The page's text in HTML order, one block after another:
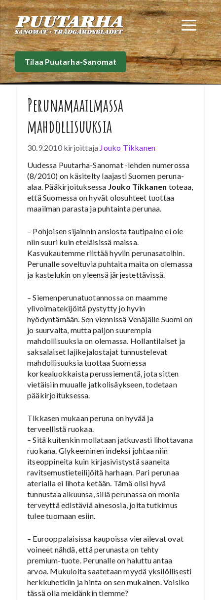
Siirry
sisältöön
Tilaa Puutarha-Sanomat
Perunamaailmassa
mahdollisuuksia
30.9.2010 kirjoittaja Jouko Tikkanen
Uudessa Puutarha-Sanomat -lehden numerossa
(8/2010) on käsitelty laajasti Suomen peruna-
alaa. Pääkirjoituksessa Jouko Tikkanen toteaa,
että Suomessa on hyvät olosuhteet tuottaa
maailman parasta ja puhtainta perunaa.
– Pohjoisen sijainnin ansiosta tautipaine ei ole
niin suuri kuin eteläisissä maissa.
Kasvukautemme riittää hyviin perunasatoihin.
Perunalle soveltuvia puhtaita maita on olemassa
ja kastelukin on yleensä järjestettävissä.
– Siemenperunatuotannossa on maamme
ylivoimatekijöitä pystytty jo hyvin
hyödyntämään. Sen viennissä Venäjälle Suomi on
jo suurvalta, mutta paljon suurempia
mahdollisuuksia on olemassa. Hollantilaiset ja
saksalaiset lajikejalostajat tunnustelevat
mahdollisuuksia tuottaa Suomessa
korkealuokkaista perussiementä, jota sitten
vietäisiin muualle jatkolisäykseen, todetaan
pääkirjoituksessa.
Tikkasen mukaan peruna on hyvää ja
terveellistä ruokaa.
– Sitä kuitenkin mollataan jatkuvasti lihottavana
ruokana. Glykeeminen indeksi johtaa niin
itseoppineita kuin kirjasivistystä saaneita
ravitsemustieteilijöitä harhaan. Pari perunaa
aterialla ei lihota ketään. Tämä olisi hyvä
tunnustaa alkuunsa, sillä perunassa on monia
terveyttä edistäviä ainesosia, joita tutkimus
tulee tuomaan esiin.
– Eurooppalaisissa kaupoissa vierailevat ovat
voineet nähdä, että perunasta on tehty
premium-tuote. Perunalle on haluttu antaa
arvoa. Mukuloita saatetaan myydä yksilöllisesti
herkkuhetkiin ja hinta on sen mukainen. Voisiko
tässä olla meidänkin tiemme?